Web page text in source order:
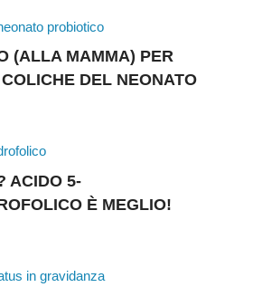
(ALLA MAMMA) PER
DEL NEONATO
ACIDO 5-
È MEGLIO!